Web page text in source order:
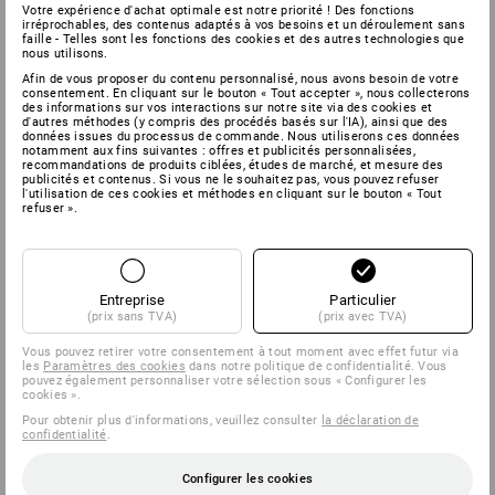
TOUJOURS UNE BONNE
CONNEXION
Toutes les boîtes peuvent être connectées dans le système
Votre expérience d'achat optimale est notre priorité ! Des fonctions
irréprochables, des contenus adaptés à vos besoins et un déroulement sans
faille - Telles sont les fonctions des cookies et des autres technologies que
nous utilisons.
Afin de vous proposer du contenu personnalisé, nous avons besoin de votre
consentement. En cliquant sur le bouton « Tout accepter », nous collecterons
des informations sur vos interactions sur notre site via des cookies et
d'autres méthodes (y compris des procédés basés sur l'IA), ainsi que des
données issues du processus de commande. Nous utiliserons ces données
notamment aux fins suivantes : offres et publicités personnalisées,
recommandations de produits ciblées, études de marché, et mesure des
publicités et contenus. Si vous ne le souhaitez pas, vous pouvez refuser
l'utilisation de ces cookies et méthodes en cliquant sur le bouton « Tout
refuser ».
Entreprise
(prix sans TVA)
Particulier
(prix avec TVA)
Vous pouvez retirer votre consentement à tout moment avec effet futur via
les Paramètres des cookies dans notre politique de confidentialité. Vous
pouvez également personnaliser votre sélection sous « Configurer les
cookies ».
Pour obtenir plus d'informations, veuillez consulter la déclaration de
confidentialité.
Configurer les cookies